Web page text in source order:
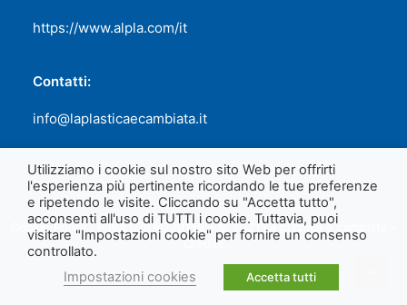
https://www.alpla.com/it
Contatti:
info@laplasticaecambiata.it
Cookie Policy| P.IVA 07874720159 – © 2021 La plastica è cambiata –
Credits
Utilizziamo i cookie sul nostro sito Web per offrirti
l'esperienza più pertinente ricordando le tue preferenze
e ripetendo le visite. Cliccando su "Accetta tutto",
acconsenti all'uso di TUTTI i cookie. Tuttavia, puoi
visitare "Impostazioni cookie" per fornire un consenso
controllato.
Impostazioni cookies
Accetta tutti